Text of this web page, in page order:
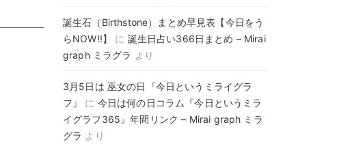
誕生石（Birthstone）まとめ早見表【今日をう
らNOW!!】
に 誕生日占い366日まとめ – Mirai
graph ミラグラ より
3月5日は 巫女の日『今日というミライグラ
フ』
に 今日は何の日コラム『今日というミラ
イグラフ365』年間リンク – Mirai graph ミラ
グラ より